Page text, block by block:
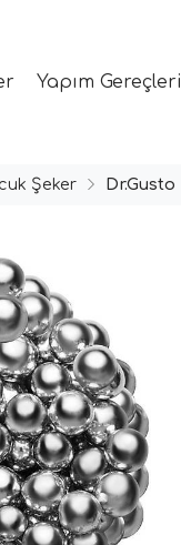
Yapım Gereçleri
Şeker Dr.Gusto